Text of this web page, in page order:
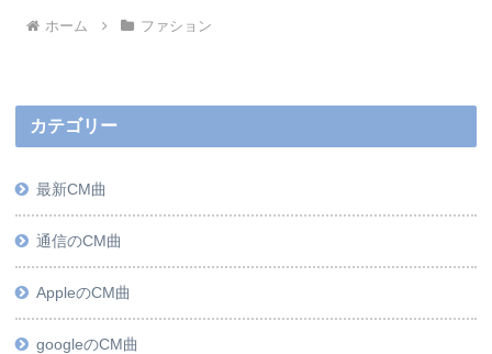
ホーム ファション
カテゴリー
最新CM曲
通信のCM曲
AppleのCM曲
googleのCM曲